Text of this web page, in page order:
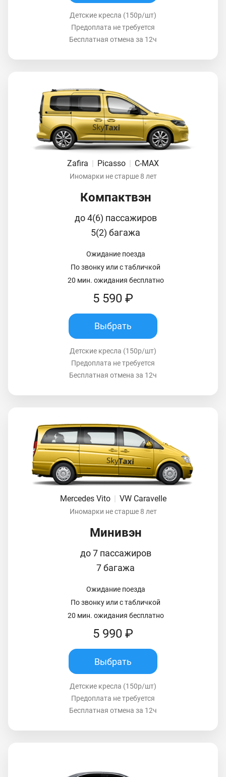
Детские кресла (150р/шт)
Предоплата не требуется
Бесплатная отмена за 12ч
Zafira | Picasso | C-MAX
Иномарки не старше 8 лет
Компактвэн
до 4(6) пассажиров
5(2) багажа
Ожидание поезда
По звонку или с табличкой
20 мин. ожидания бесплатно
5 590 ₽
Выбрать
Детские кресла (150р/шт)
Предоплата не требуется
Бесплатная отмена за 12ч
Mercedes Vito VW Caravelle
Иномарки не старше 8 лет
Минивэн
до 7 пассажиров
7 багажа
Ожидание поезда
По звонку или с табличкой
20 мин. ожидания бесплатно
5 990 ₽
Выбрать
Детские кресла (150р/шт)
Предоплата не требуется
Бесплатная отмена за 12ч